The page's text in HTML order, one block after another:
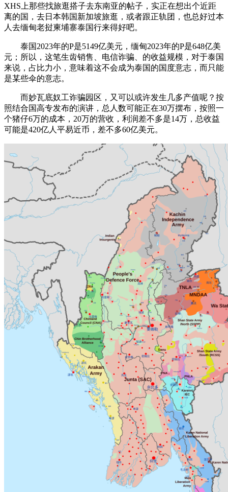
XHS上那些找旅逛搭子去东南亚的帖子，实正在想出个近距
离的国，去日本韩国新加坡旅逛，或者跟正轨团，也总好过本
人去缅甸老挝柬埔寨泰国行来得好吧。
泰国2023年的P是5149亿美元，缅甸2023年的P是648亿美
元；所以，这笔生齿销售、电信诈骗、的收益规模，对于泰国
来说，占比力小，意味着这不会成为泰国的国度意志，而只能
是某些伞的意志。
而妙瓦底奴工诈骗园区，又可以或许发生几多产值呢？按
照结合国高专发布的演讲，总人数可能正在30万摆布，按照一
个猪仔6万的成本，20万的营收，利润差不多是14万，总收益
可能是420亿人平易近币，差不多60亿美元。